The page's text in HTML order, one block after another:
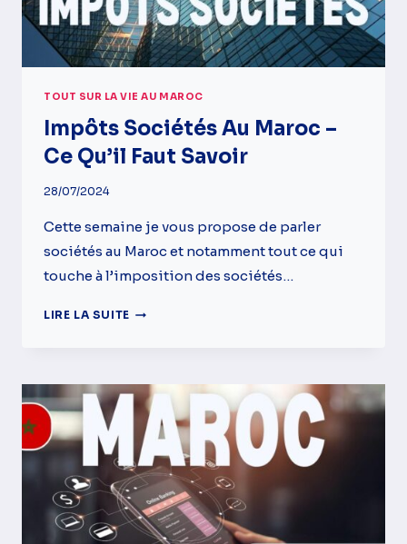
TE
LANCER
!
TOUT SUR LA VIE AU MAROC
Impôts Sociétés Au Maroc –
Ce Qu’il Faut Savoir
28/07/2024
Cette semaine je vous propose de parler
sociétés au Maroc et notamment tout ce qui
touche à l’imposition des sociétés…
LIRE LA SUITE IMPÔTS
–
QU’IL
FAUT
SAVOIR